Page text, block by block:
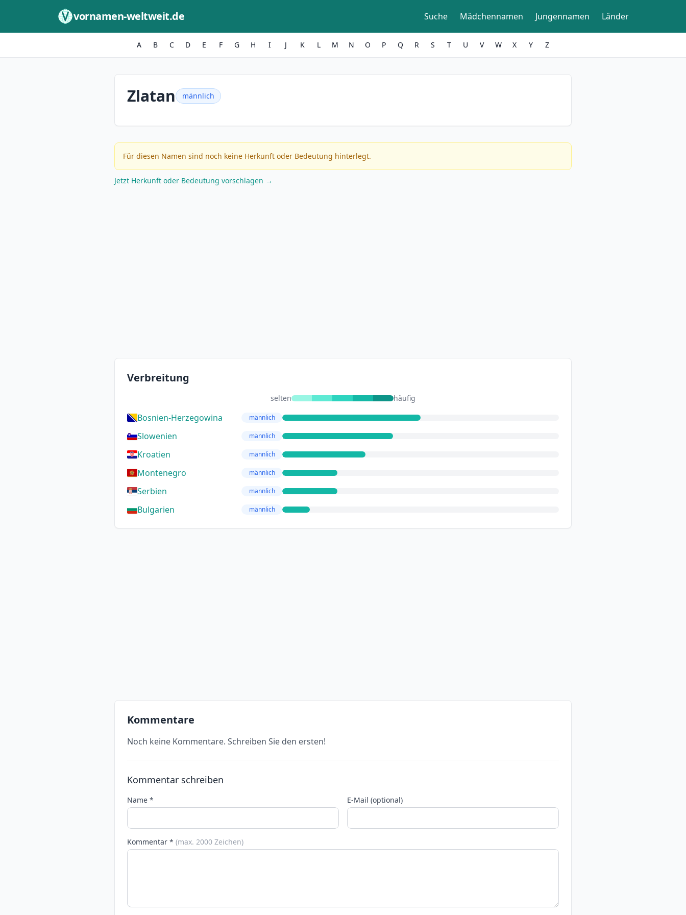
vornamen-weltweit.de Suche Mädchennamen Jungennamen Länder
A B C D E F G H I J K L M N O P Q R S T U V W X Y Z
Zlatan männlich
Für diesen Namen sind noch keine Herkunft oder Bedeutung hinterlegt.
Jetzt Herkunft oder Bedeutung vorschlagen →
Verbreitung
selten häufig
Bosnien-Herzegowina männlich
Slowenien männlich
Kroatien männlich
Montenegro männlich
Serbien männlich
Bulgarien männlich
Kommentare
Noch keine Kommentare. Schreiben Sie den ersten!
Kommentar schreiben
Name * E-Mail (optional)
Kommentar * (max. 2000 Zeichen)